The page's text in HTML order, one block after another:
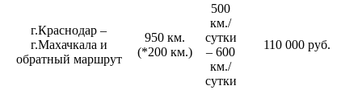
г.Краснодар –
г.Махачкала и
обратный маршрут
950 км.
(*200 км.)
500
км./
сутки
– 600
км./
сутки
110 000 руб.